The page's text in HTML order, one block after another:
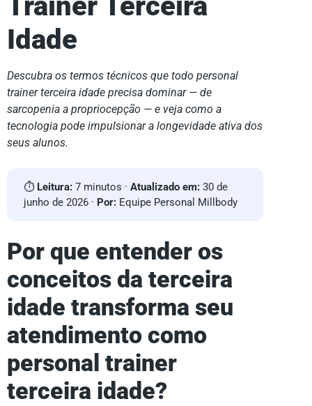
Idade
Descubra os termos técnicos que todo personal
trainer terceira idade precisa dominar — de
sarcopenia a propriocepção — e veja como a
tecnologia pode impulsionar a longevidade ativa dos
seus alunos.
⏱ Leitura: 7 minutos · Atualizado em: 30 de
junho de 2026 · Por: Equipe Personal Millbody
Por que entender os
conceitos da terceira
idade transforma seu
atendimento como
personal trainer
terceira idade?